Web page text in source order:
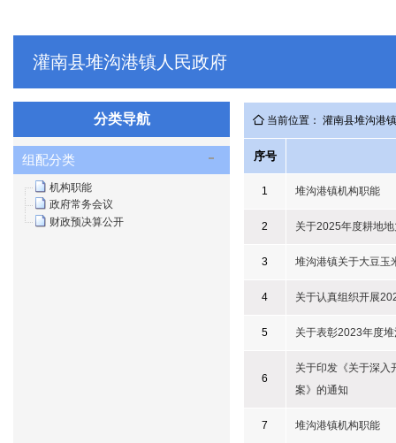
灌南县堆沟港镇人民政府
分类导航
组配分类
机构职能
政府常务会议
财政预决算公开
当前位置： 灌南县堆沟港
序号
1 堆沟港镇机构职能
2 关于2025年度耕地
3 堆沟港镇关于大豆玉
4 关于认真组织开展
5 关于表彰2023年度
6
关于印发《关于深入
案》的通知
7 堆沟港镇机构职能